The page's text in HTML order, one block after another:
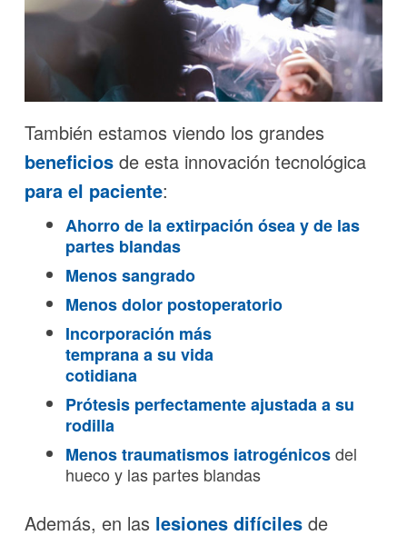
También estamos viendo los grandes
beneficios de esta innovación tecnológica
para el paciente:
Ahorro de la extirpación ósea y de las
partes blandas
Menos sangrado
Menos dolor postoperatorio
Incorporación más
temprana a su vida
cotidiana
Prótesis perfectamente ajustada a su
rodilla
Menos traumatismos iatrogénicosdel
hueco y las partes blandas
Además, en las lesiones difíciles de